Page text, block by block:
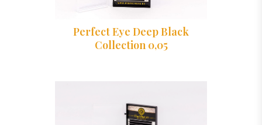
Perfect Eye Deep Black
Collection 0,05